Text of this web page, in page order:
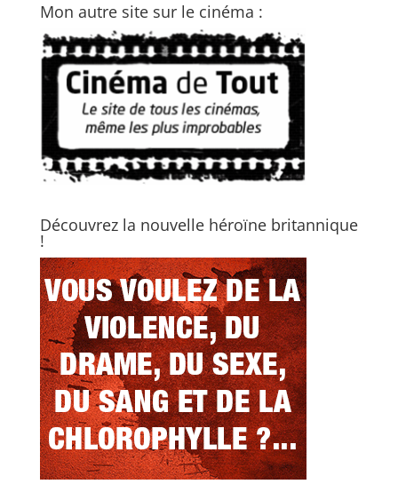
Mon autre site sur le cinéma :
Découvrez la nouvelle héroïne britannique
!